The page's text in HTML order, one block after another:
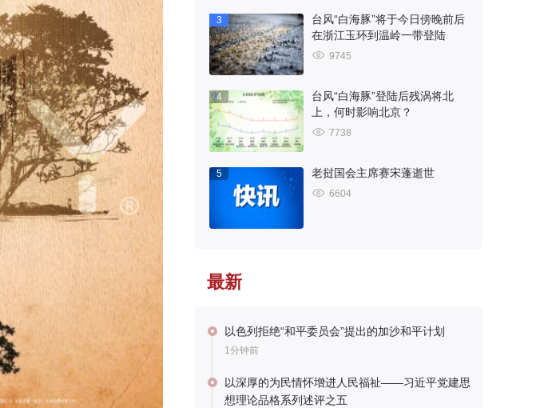
3
台风“白海豚”将于今日傍晚前后
在浙江玉环到温岭一带登陆
9745
4
台风“白海豚”登陆后残涡将北
上，何时影响北京？
7738
5 老挝国会主席赛宋蓬逝世
6604
最新
以色列拒绝“和平委员会”提出的加沙和平计划
1分钟前
以深厚的为民情怀增进人民福祉——习近平党建思
想理论品格系列述评之五